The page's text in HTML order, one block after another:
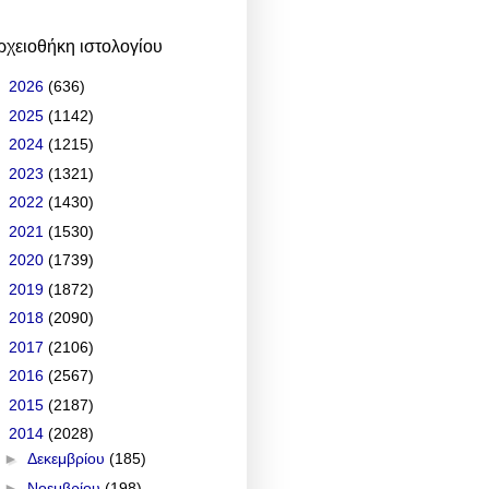
ιστολογίου
2026 (636)
2025 (1142)
2024 (1215)
2023 (1321)
2022 (1430)
2021 (1530)
2020 (1739)
2019 (1872)
2018 (2090)
2017 (2106)
2016 (2567)
2015 (2187)
2014 (2028)
► Δεκεμβρίου (185)